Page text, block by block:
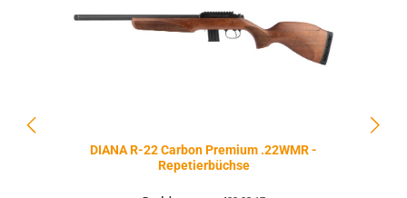
DIANA R-22 Carbon Premium .22WMR -
Repetierbüchse